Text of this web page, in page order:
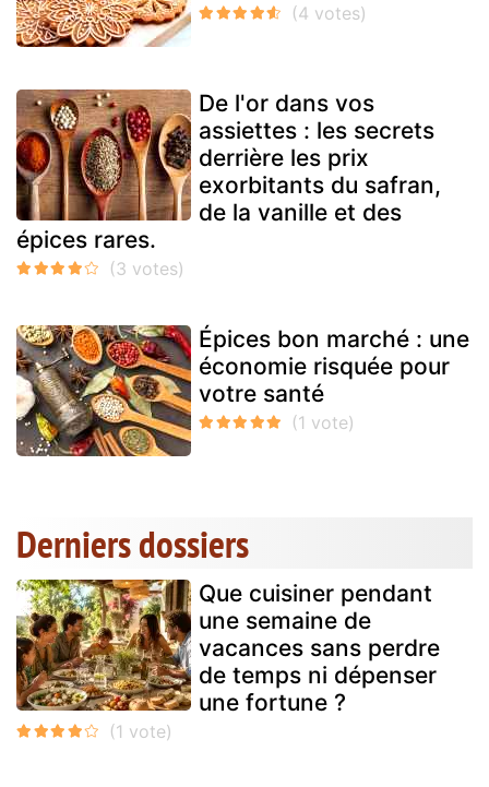
De l'or dans vos
assiettes : les secrets
derrière les prix
exorbitants du safran,
de la vanille et des
épices rares.
Épices bon marché : une
économie risquée pour
votre santé
Derniers dossiers
Que cuisiner pendant
une semaine de
vacances sans perdre
de temps ni dépenser
une fortune ?